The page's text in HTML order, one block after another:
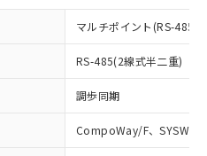
マルチポイント(RS-485)
RS-485(2線式半二重)
調歩同期
CompoWay/F、
タル酸エステル類４
完了までの期間は出
在することから備考
おりました。
への在庫切替を完了
段のことがない限